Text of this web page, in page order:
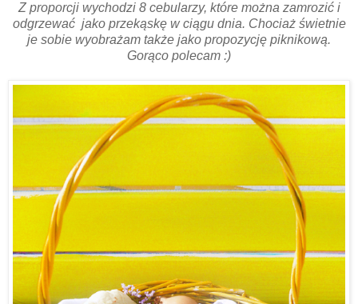
Z proporcji wychodzi 8 cebularzy, które można zamrozić i
odgrzewać jako przekąskę w ciągu dnia. Chociaż świetnie
je sobie wyobrażam także jako propozycję piknikową.
Gorąco polecam :)